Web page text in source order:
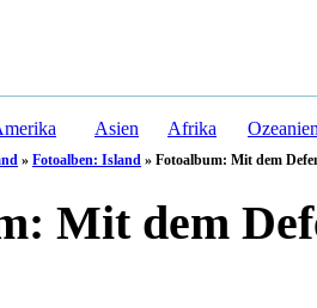
Asien Afrika
» Fotoalben: Island » Fotoalbum: Mit dem
Mit dem